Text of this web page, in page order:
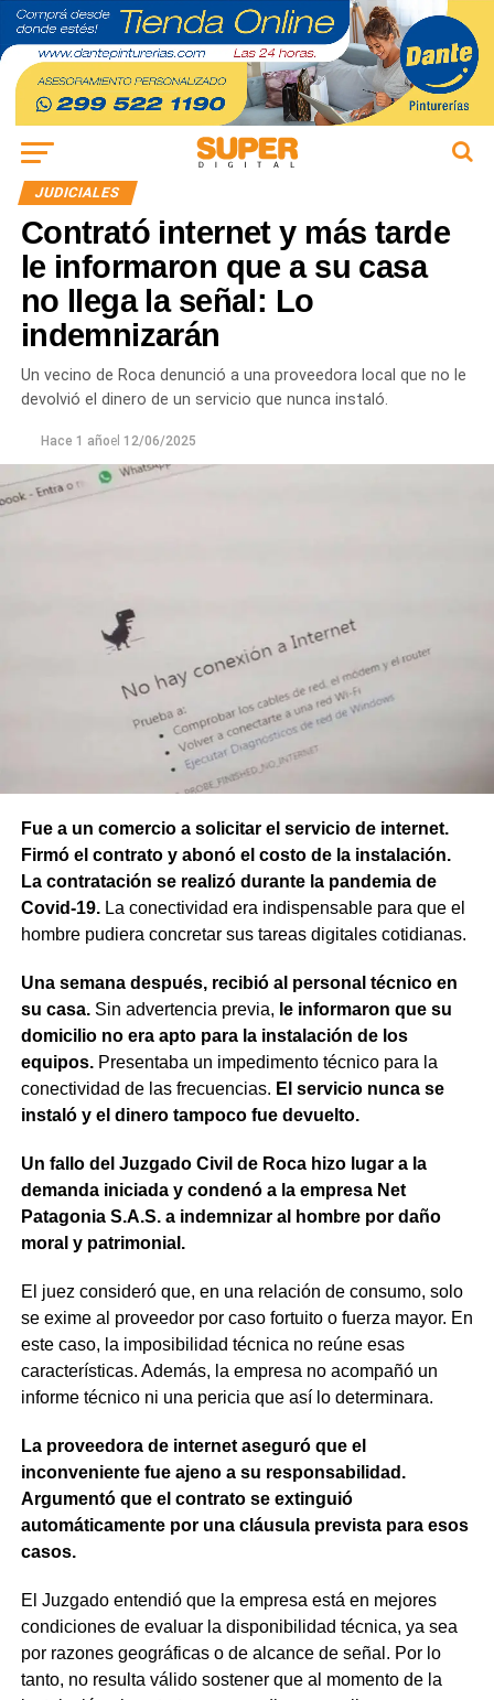
JUDICIALES
Contrató internet y más tarde
le informaron que a su casa
no llega la señal: Lo
indemnizarán
Un vecino de Roca denunció a una proveedora local que no le
devolvió el dinero de un servicio que nunca instaló.
Hace 1 añoel 12/06/2025
Fue a un comercio a solicitar el servicio de internet.
Firmó el contrato y abonó el costo de la instalación.
La contratación se realizó durante la pandemia de
Covid-19. La conectividad era indispensable para que el
hombre pudiera concretar sus tareas digitales cotidianas.
Una semana después, recibió al personal técnico en
su casa. Sin advertencia previa, le informaron que su
domicilio no era apto para la instalación de los
equipos.Presentaba un impedimento técnico para la
conectividad de las frecuencias. El servicio nunca se
instaló y el dinero tampoco fue devuelto.
Un fallo del Juzgado Civil de Roca hizo lugar a la
demanda iniciada y condenó a la empresa Net
Patagonia S.A.S. a indemnizar al hombre por daño
moral y patrimonial.
El juez consideró que, en una relación de consumo, solo
se exime al proveedor por caso fortuito o fuerza mayor. En
este caso, la imposibilidad técnica no reúne esas
características. Además, la empresa no acompañó un
informe técnico ni una pericia que así lo determinara.
La proveedora de internet aseguró que el
inconveniente fue ajeno a su responsabilidad.
Argumentó que el contrato se extinguió
automáticamente por una cláusula prevista para esos
casos.
El Juzgado entendió que la empresa está en mejores
condiciones de evaluar la disponibilidad técnica, ya sea
por razones geográficas o de alcance de señal. Por lo
tanto, no resulta válido sostener que al momento de la